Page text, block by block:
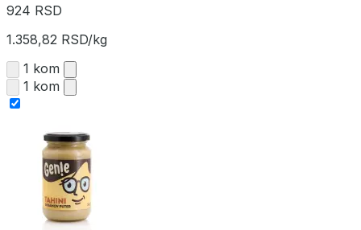
924 RSD
1.358,82 RSD/kg
1 kom
1 kom